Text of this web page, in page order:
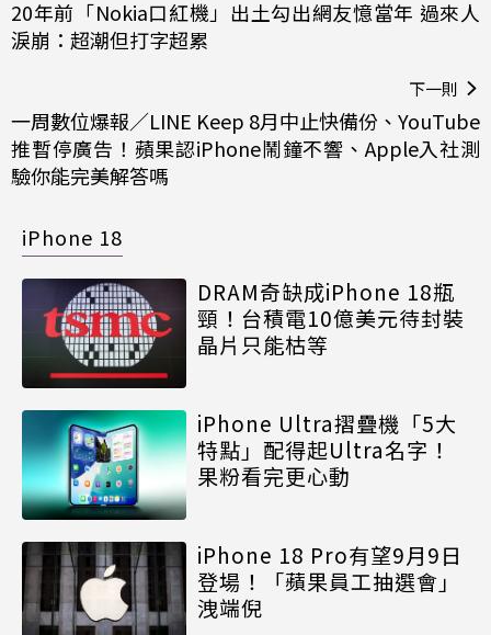
20年前「Nokia口紅機」出土勾出網友憶當年 過來人
淚崩：超潮但打字超累
下一則
一周數位爆報／LINE Keep 8月中止快備份、YouTube
推暫停廣告！蘋果認iPhone鬧鐘不響、Apple入社測
驗你能完美解答嗎
iPhone 18
DRAM奇缺成iPhone 18瓶
頸！台積電10億美元待封裝
晶片只能枯等
iPhone Ultra摺疊機「5大
特點」配得起Ultra名字！
果粉看完更心動
iPhone 18 Pro有望9月9日
登場！「蘋果員工抽選會」
洩端倪